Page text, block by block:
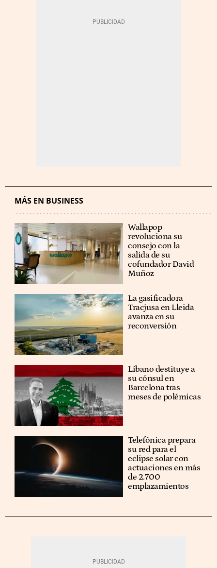
MÁS EN BUSINESS
Wallapop
revoluciona su
consejo con la
salida de su
cofundador David
Muñoz
La gasificadora
Tracjusa en Lleida
avanza en su
reconversión
Líbano destituye a
su cónsul en
Barcelona tras
meses de polémicas
Telefónica prepara
su red para el
eclipse solar con
actuaciones en más
de 2.700
emplazamientos